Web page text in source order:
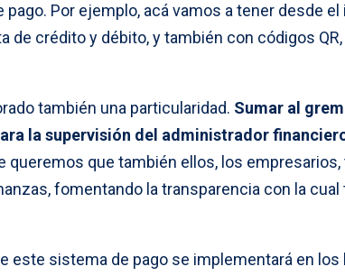
pago. Por ejemplo, acá vamos a tener desde
de crédito y débito, y también con códigos
también una particularidad. Sumar al
la supervisión del administrador
queremos que también ellos, los
fomentando la transparencia con la
este sistema de pago se implementará en